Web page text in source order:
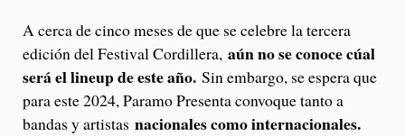
A cerca de cinco meses de que se celebre la tercera
edición del Festival Cordillera, aún no se conoce cúal
será el lineup de este año. Sin embargo, se espera que
para este 2024, Paramo Presenta convoque tanto a
bandas y artistas nacionales como internacionales.